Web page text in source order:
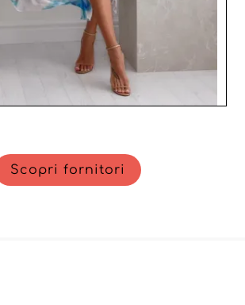
Scopri fornitori